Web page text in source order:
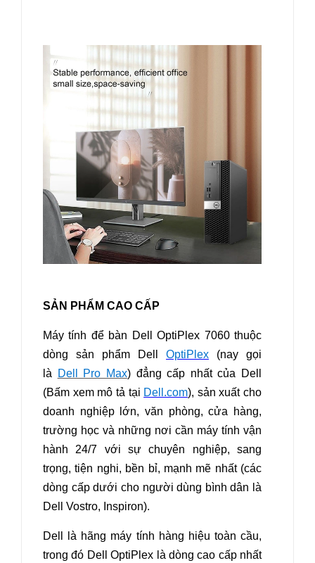
SẢN PHẨM CAO CẤP
Máy tính để bàn Dell OptiPlex 7060 thuộc
dòng sản phẩm Dell OptiPlex (nay gọi
là
Dell Pro Max) đẳng cấp nhất của Dell
(Bấm xem mô tả tại Dell.com), sản xuất cho
doanh nghiệp lớn, văn phòng, cửa hàng,
trường học và những nơi cần máy tính vận
hành 24/7 với sự chuyên nghiệp, sang
trọng, tiện nghi, bền bỉ, mạnh mẽ nhất (các
dòng cấp dưới cho người dùng bình dân là
Dell Vostro, Inspiron).
Dell là hãng máy tính hàng hiệu toàn cầu,
trong đó Dell OptiPlex là dòng cao cấp nhất